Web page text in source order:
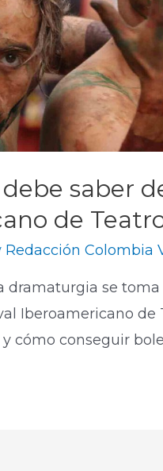
saber
de
Redacción Colombia
dramaturgia se
Iberoamericano de
cómo conseguir